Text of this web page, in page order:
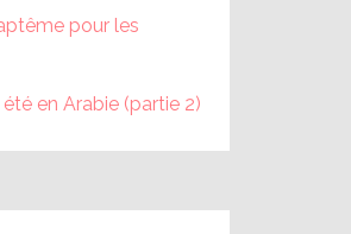
pour les
en Arabie (partie 2)